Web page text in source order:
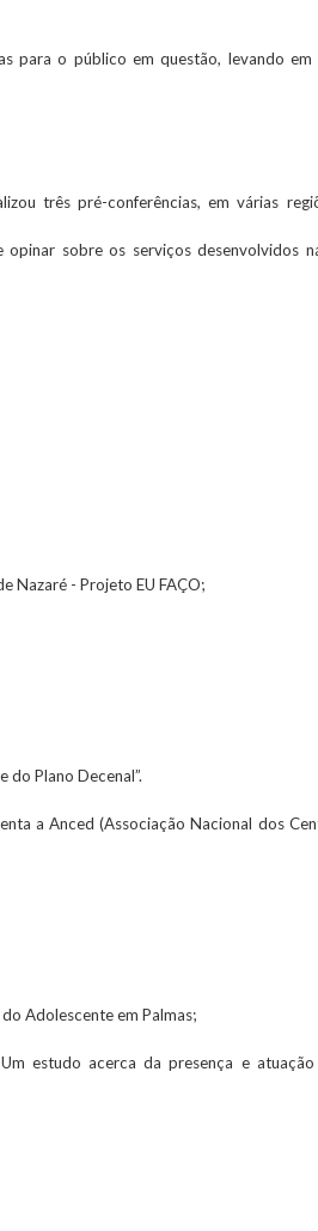
para o público em questão, levando
três pré-conferências, em várias
sobre os serviços desenvolvidos
Nazaré - Projeto EU FAÇO;
do Plano Decenal”.
a Anced (Associação Nacional dos
Adolescente em Palmas;
estudo acerca da presença e